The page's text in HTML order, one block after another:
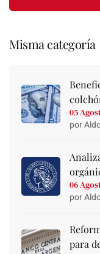
Misma categoría
05
por
06
por
para